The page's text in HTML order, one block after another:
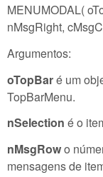
MENUMODAL(
nMsgRight,
Argumentos:
oTopBaré um
TopBarMenu.
nSelection é o
nMsgRowo
mensagens de